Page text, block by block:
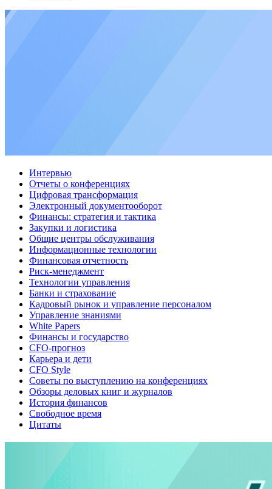
Интервью
Отчеты о конференциях
Цифровая трансформация
Электронный документооборот
Финансы: стратегия и тактика
Закупки и логистика
Общие центры обслуживания
Информационные технологии
Финансовая отчетность
Риск-менеджмент
Технологии управления
Банки и страхование
Кадровый рынок и управление персоналом
Управление знаниями
White Papers
Финансы и государство
CFO-прогноз
Карьера и дети
CFO Style
Советы по выступлению на конференциях
Обзоры деловых книг и журналов
История финансов
Свободное время
Цитаты